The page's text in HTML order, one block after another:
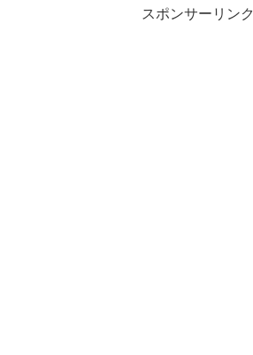
スポンサーリンク